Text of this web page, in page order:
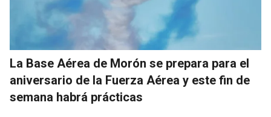
La Base Aérea de Morón se prepara para el
aniversario de la Fuerza Aérea y este fin de
semana habrá prácticas